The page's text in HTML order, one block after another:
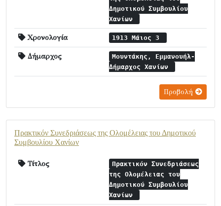
Δημοτικού Συμβουλίου
Χανίων
Χρονολογία 1913 Μάιος 3
Δήμαρχος
Μουντάκης, Εμμανουήλ-
Δήμαρχος Χανίων
Προβολή
Πρακτικόν Συνεδριάσεως της Ολομέλειας του Δημοτικού
Συμβουλίου Χανίων
Τίτλος
Πρακτικόν Συνεδριάσεως
της Ολομέλειας του
Δημοτικού Συμβουλίου
Χανίων